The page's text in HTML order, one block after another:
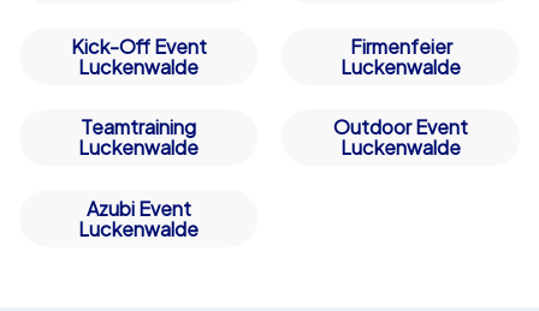
Kick-Off Event
Luckenwalde
Firmenfeier
Luckenwalde
Teamtraining
Luckenwalde
Outdoor Event
Luckenwalde
Azubi Event
Luckenwalde